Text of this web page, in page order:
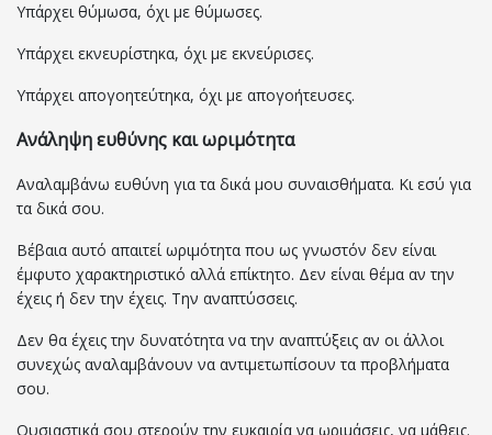
Υπάρχει θύμωσα, όχι με θύμωσες.
Υπάρχει εκνευρίστηκα, όχι με εκνεύρισες.
Υπάρχει απογοητεύτηκα, όχι με απογοήτευσες.
Ανάληψη ευθύνης και ωριμότητα
Αναλαμβάνω ευθύνη για τα δικά μου συναισθήματα. Κι εσύ για
τα δικά σου.
Βέβαια αυτό απαιτεί ωριμότητα που ως γνωστόν δεν είναι
έμφυτο χαρακτηριστικό αλλά επίκτητο. Δεν είναι θέμα αν την
έχεις ή δεν την έχεις. Την αναπτύσσεις.
Δεν θα έχεις την δυνατότητα να την αναπτύξεις αν οι άλλοι
συνεχώς αναλαμβάνουν να αντιμετωπίσουν τα προβλήματα
σου.
Ουσιαστικά σου στερούν την ευκαιρία να ωριμάσεις, να μάθεις.